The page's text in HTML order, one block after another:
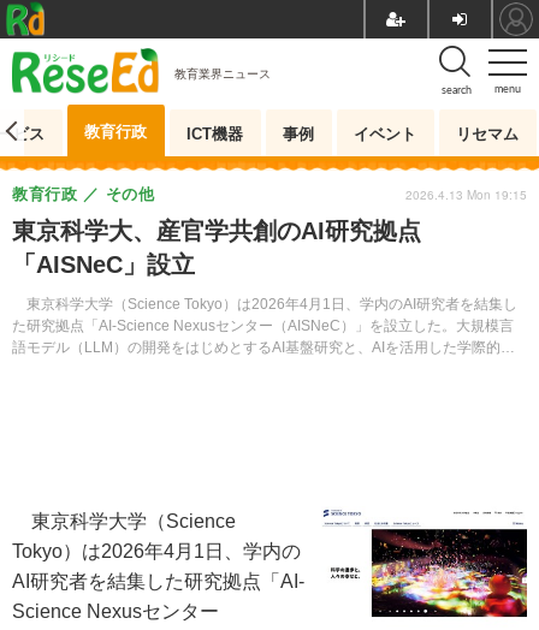
menu
search
教育業界ニュース
ビス 教育行政 ICT機器 事例 イベント リセマム
東京科学大、産官学共創のAI研究拠点
「AISNeC」設立
東京科学大学（Science Tokyo）は2026年4月1日、学内のAI研究者を結集し
た研究拠点「AI-Science Nexusセンター（AISNeC）」を設立した。大規模言
語モデル（LLM）の開発をはじめとするAI基盤研究と、AIを活用した学際的な
教育行政 その他 2026.4.13 Mon 19:15
東京科学大学（Science
Tokyo）は2026年4月1日、学内の
AI研究者を結集した研究拠点「AI-
Science Nexusセンター